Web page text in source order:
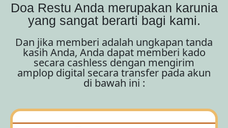
Doa Restu Anda merupakan karunia
yang sangat berarti bagi kami.
Dan jika memberi adalah ungkapan tanda
kasih Anda, Anda dapat memberi kado
secara cashless dengan mengirim
amplop digital secara transfer pada akun
di bawah ini :